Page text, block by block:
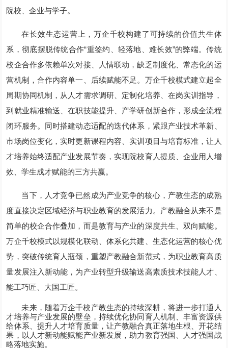
院校、企业与学子。
在长效生态运营上，万企千校构建了可持续的价值共生体
系，彻底摆脱传统合作“重签约、轻落地、难长效”的弊端。传统
校企合作多依赖单次对接、人情联动，缺乏制度化、常态化的运
营机制，合作内容单一、后续赋能不足。万企千校模式建立起全
周期协同机制，从人才需求调研、定制化培养、在岗实训指导，
到就业精准输送、在职技能提升、产学研创新合作，形成全流程
闭环服务。同时搭建动态适配的迭代体系，紧跟产业技术革新、
市场岗位变化，实时更新课程内容、实训项目与培育标准，让人
才培养始终适配产业发展节奏，实现院校育人提质、企业用人增
效、学生成才赋能的三方共赢。
当下，人才竞争已然成为产业竞争的核心，产教生态的成熟
度直接决定区域经济与职业教育的发展活力。产教融合从来不是
简单的校企合作叠加，而是教育与产业的深度共生、双向赋能。
万企千校模式以规模化联动、体系化共建、生态化运营的核心优
势，突破传统育人瓶颈，重塑产教融合新范式，为职业教育高质
量发展注入新动能，为产业转型升级输送高素质技术技能人才、
能工巧匠、大国工匠。
未来，随着万企千校产教生态的持续深耕，将进一步打通人
才培养与产业发展的壁垒，持续优化协同育人机制、丰富资源供
给体系、提升人才培育质量，让产教融合真正落地生根、开花结
果，以人才新动能赋能产业新发展，助力教育强国、人才强国战
略落地实施。